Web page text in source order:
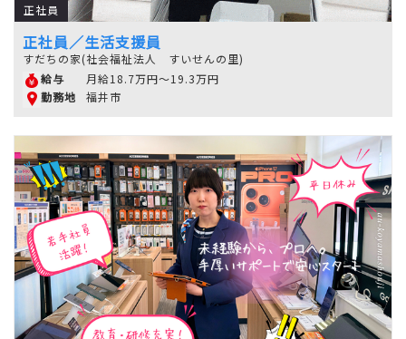
正社員
正社員／生活支援員
すだちの家(社会福祉法人 すいせんの里)
給与
月給18.7万円～19.3万円
勤務地
福井市